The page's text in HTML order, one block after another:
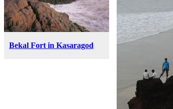
Bekal Fort in Kasaragod